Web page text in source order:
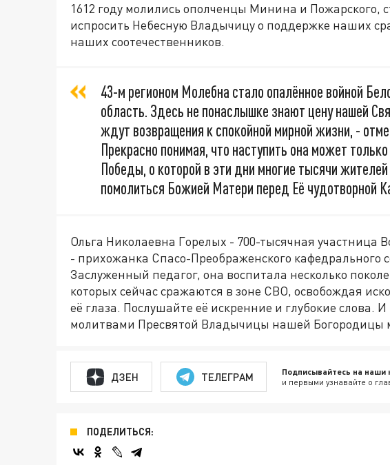
1612 году молились ополченцы Минина и Пожарского,
испросить Небесную Владычицу о поддержке наших
наших соотечественников.
43-м регионом Молебна стало опалённое войной
область. Здесь не понаслышке знают цену нашей
ждут возвращения к спокойной мирной жизни, -
Прекрасно понимая, что наступить она может
Победы, о которой в эти дни многие тысячи
помолиться Божией Матери перед Её чудотворной
Ольга Николаевна Горелых - 700-тысячная участница
- прихожанка Спасо-Преображенского кафедрального
Заслуженный педагог, она воспитала несколько
которых сейчас сражаются в зоне СВО, освобождая
её глаза. Послушайте её искренние и глубокие слова. И
молитвами Пресвятой Владычицы нашей Богородицы
ДЗЕН ТЕЛЕГРАМ Подписывайтесь на наши
и первыми узнавайте о
ПОДЕЛИТЬСЯ: